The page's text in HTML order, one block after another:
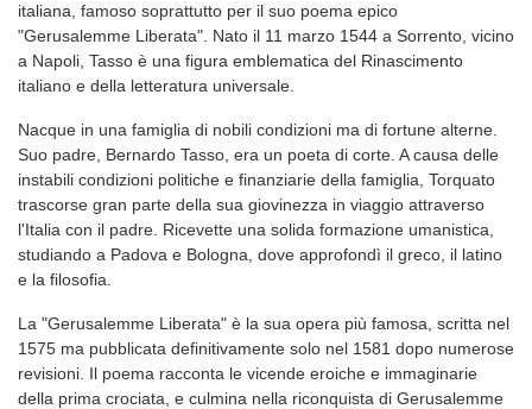
italiana, famoso soprattutto per il suo poema epico
"Gerusalemme Liberata". Nato il 11 marzo 1544 a Sorrento, vicino
a Napoli, Tasso è una figura emblematica del Rinascimento
italiano e della letteratura universale.
Nacque in una famiglia di nobili condizioni ma di fortune alterne.
Suo padre, Bernardo Tasso, era un poeta di corte. A causa delle
instabili condizioni politiche e finanziarie della famiglia, Torquato
trascorse gran parte della sua giovinezza in viaggio attraverso
l'Italia con il padre. Ricevette una solida formazione umanistica,
studiando a Padova e Bologna, dove approfondì il greco, il latino
e la filosofia.
La "Gerusalemme Liberata" è la sua opera più famosa, scritta nel
1575 ma pubblicata definitivamente solo nel 1581 dopo numerose
revisioni. Il poema racconta le vicende eroiche e immaginarie
della prima crociata, e culmina nella riconquista di Gerusalemme